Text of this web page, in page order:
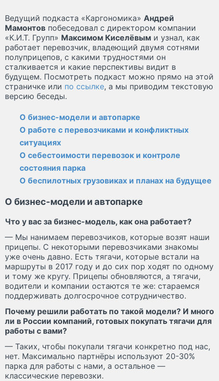
Ведущий подкаста «Каргономика» Андрей
Мамонтов побеседовал с директором компании
«К.И.Т. Групп» Максимом Киселёвым и узнал, как
работает перевозчик, владеющий двумя сотнями
полуприцепов, с какими трудностями он
сталкивается и какие перспективы видит в
будущем. Посмотреть подкаст можно прямо на этой
страничке или по ссылке, а мы приводим текстовую
версию беседы.
О бизнес-модели и автопарке
О работе с перевозчиками и конфликтных
ситуациях
О себестоимости перевозок и контроле
состояния парка
О беспилотных грузовиках и планах на будущее
О бизнес-модели и автопарке
Что у вас за бизнес-модель, как она работает?
— Мы нанимаем перевозчиков, которые возят наши
прицепы. С некоторыми перевозчиками знакомы
уже очень давно. Есть тягачи, которые встали на
маршруты в 2017 году и до сих пор ходят по одному
и тому же кругу. Прицепы обновляются, а тягачи,
водители и компании остаются те же: стараемся
поддерживать долгосрочное сотрудничество.
Почему решили работать по такой модели? И много
ли в России компаний, готовых покупать тягачи для
работы с вами?
— Таких, чтобы покупали тягачи конкретно под нас,
нет. Максимально партнёры используют 20-30%
парка для работы с нами, а остальное —
классические перевозки.